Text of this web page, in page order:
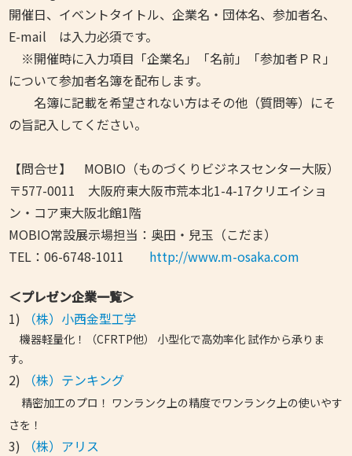
開催日、イベントタイトル、企業名・団体名、参加者名、
E-mail は入力必須です。
※開催時に入力項目「企業名」「名前」「参加者ＰＲ」
について参加者名簿を配布します。
名簿に記載を希望されない方はその他（質問等）にそ
の旨記入してください。
【問合せ】 MOBIO（ものづくりビジネスセンター大阪）
〒577-0011 大阪府東大阪市荒本北1-4-17クリエイショ
ン・コア東大阪北館1階
MOBIO常設展示場担当：奥田・兒玉（こだま）
TEL：06-6748-1011 http://www.m-osaka.com
＜プレゼン企業一覧＞
1)
（株）小西金型工学
機器軽量化！（CFRTP他） 小型化で高効率化 試作から承りま
す。
2) （株）テンキング
精密加工のプロ！ ワンランク上の精度でワンランク上の使いやす
さを！
3) （株）アリス